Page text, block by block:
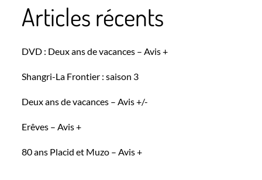
Articles récents
DVD : Deux ans de vacances – Avis +
Shangri-La Frontier : saison 3
Deux ans de vacances – Avis +/-
Erêves – Avis +
80 ans Placid et Muzo – Avis +